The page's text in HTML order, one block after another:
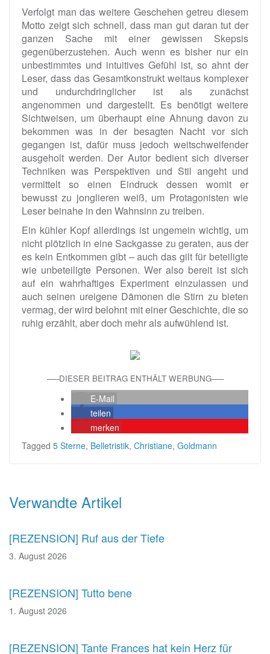
Verfolgt man das weitere Geschehen getreu diesem
Motto zeigt sich schnell, dass man gut daran tut der
ganzen Sache mit einer gewissen Skepsis
gegenüberzustehen. Auch wenn es bisher nur ein
unbestimmtes und intuitives Gefühl ist, so ahnt der
Leser, dass das Gesamtkonstrukt weitaus komplexer
und undurchdringlicher ist als zunächst
angenommen und dargestellt. Es benötigt weitere
Sichtweisen, um überhaupt eine Ahnung davon zu
bekommen was in der besagten Nacht vor sich
gegangen ist, dafür muss jedoch weitschweifender
ausgeholt werden. Der Autor bedient sich diverser
Techniken was Perspektiven und Stil angeht und
vermittelt so einen Eindruck dessen womit er
bewusst zu jonglieren weiß, um Protagonisten wie
Leser beinahe in den Wahnsinn zu treiben.
Ein kühler Kopf allerdings ist ungemein wichtig, um
nicht plötzlich in eine Sackgasse zu geraten, aus der
es kein Entkommen gibt – auch das gilt für beteiligte
wie unbeteiligte Personen. Wer also bereit ist sich
auf ein wahrhaftiges Experiment einzulassen und
auch seinen ureigene Dämonen die Stirn zu bieten
vermag, der wird belohnt mit einer Geschichte, die so
ruhig erzählt, aber doch mehr als aufwühlend ist.
—–DIESER BEITRAG ENTHÄLT WERBUNG—–
E-Mail
teilen
merken
Tagged 5 Sterne, Belletristik, Christiane, Goldmann
Verwandte Artikel
[REZENSION] Ruf aus der Tiefe
3. August 2026
[REZENSION] Tutto bene
1. August 2026
[REZENSION] Tante Frances hat kein Herz für
Beitragsnavigation